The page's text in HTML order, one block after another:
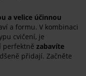
a velice účinnou
a formu. V kombinaci
cvičení, je
perfektně zabavíte
přidají. Začněte